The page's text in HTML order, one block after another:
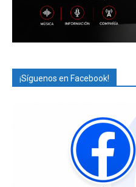
¡Síguenos en Facebook!